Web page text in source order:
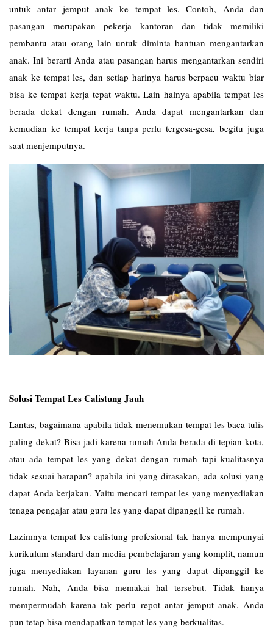
untuk antar jemput anak ke tempat les. Contoh, Anda dan
pasangan merupakan pekerja kantoran dan tidak memiliki
pembantu atau orang lain untuk diminta bantuan mengantarkan
anak. Ini berarti Anda atau pasangan harus mengantarkan sendiri
anak ke tempat les, dan setiap harinya harus berpacu waktu biar
bisa ke tempat kerja tepat waktu. Lain halnya apabila tempat les
berada dekat dengan rumah. Anda dapat mengantarkan dan
kemudian ke tempat kerja tanpa perlu tergesa-gesa, begitu juga
saat menjemputnya.
Solusi Tempat Les Calistung Jauh
Lantas, bagaimana apabila tidak menemukan tempat les baca tulis
paling dekat? Bisa jadi karena rumah Anda berada di tepian kota,
atau ada tempat les yang dekat dengan rumah tapi kualitasnya
tidak sesuai harapan? apabila ini yang dirasakan, ada solusi yang
dapat Anda kerjakan. Yaitu mencari tempat les yang menyediakan
tenaga pengajar atau guru les yang dapat dipanggil ke rumah.
Lazimnya tempat les calistung profesional tak hanya mempunyai
kurikulum standard dan media pembelajaran yang komplit, namun
juga menyediakan layanan guru les yang dapat dipanggil ke
rumah. Nah, Anda bisa memakai hal tersebut. Tidak hanya
mempermudah karena tak perlu repot antar jemput anak, Anda
pun tetap bisa mendapatkan tempat les yang berkualitas.